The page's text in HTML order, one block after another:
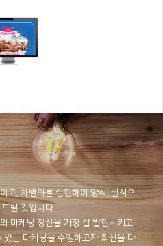
고, 차별화를 실현하여 양적, 질적으
릴 것입니다.
마케팅 정신을 가장 잘 발현시키고
는 마케팅을 수행하고자 최선을 다